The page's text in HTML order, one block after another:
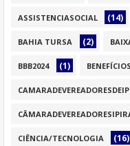
ASSISTENCIASOCIAL (14)
BAHIA TURSA (2)
BBB2024 (1)
CIÊNCIA/TECNOLOGIA (16)